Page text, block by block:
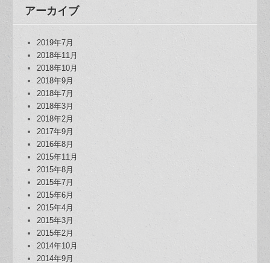
アーカイブ
2019年7月
2018年11月
2018年10月
2018年9月
2018年7月
2018年3月
2018年2月
2017年9月
2016年8月
2015年11月
2015年8月
2015年7月
2015年6月
2015年4月
2015年3月
2015年2月
2014年10月
2014年9月